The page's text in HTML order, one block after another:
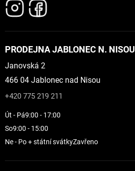
PRODEJNA JABLONEC N. NISOU
Janovská 2
466 04 Jablonec nad Nisou
+420 775 219 211
Út - Pá9:00 - 17:00
So9:00 - 15:00
Ne - Po + státní svátkyZavřeno